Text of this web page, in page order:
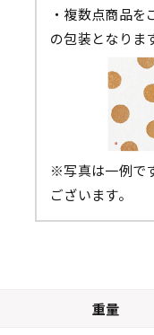
・複数点商品
の包装となりま
※写真は一例で
ございます。
重量